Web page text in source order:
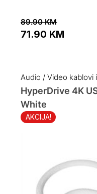
89.90KM
was:
89.90 KM.
71.90 KM
is:
71.90 KM.
Audio / Video kablovi
AKCIJA!
HyperDrive 4K
White